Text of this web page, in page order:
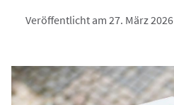
Veröffentlicht am 27. März 2026